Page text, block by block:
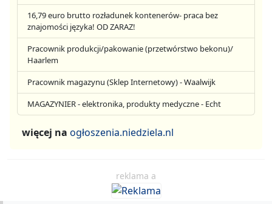
16,79 euro brutto rozładunek kontenerów- praca bez
znajomości języka! OD ZARAZ!
Pracownik produkcji/pakowanie (przetwórstwo bekonu)/
Haarlem
Pracownik magazynu (Sklep Internetowy) - Waalwijk
MAGAZYNIER - elektronika, produkty medyczne - Echt
więcej na ogłoszenia.niedziela.nl
reklama a